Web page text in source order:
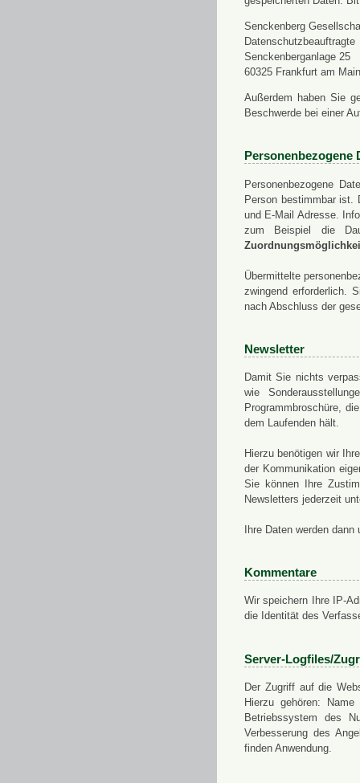
Senckenberg
Datenschutzbeauftragte
Senckenberganlage 25
60325 Frankfurt am Main
Außerdem haben Sie
Beschwerde bei einer
Personenbezogene
Personenbezogene
Person bestimmbar ist.
und E-Mail Adresse.
zum Beispiel die
Übermittelte
zwingend erforderlich.
nach Abschluss der
Newsletter
Damit Sie nichts
wie
Programmbroschüre,
dem Laufenden hält.
Hierzu benötigen wir
der Kommunikation
Sie können Ihre
Newsletters jederzeit
Ihre Daten werden
Kommentare
Wir speichern Ihre IP-
die Identität des
Server-Logfiles/
Der Zugriff auf die
Hierzu gehören:
Betriebssystem des
Verbesserung des
finden Anwendung.